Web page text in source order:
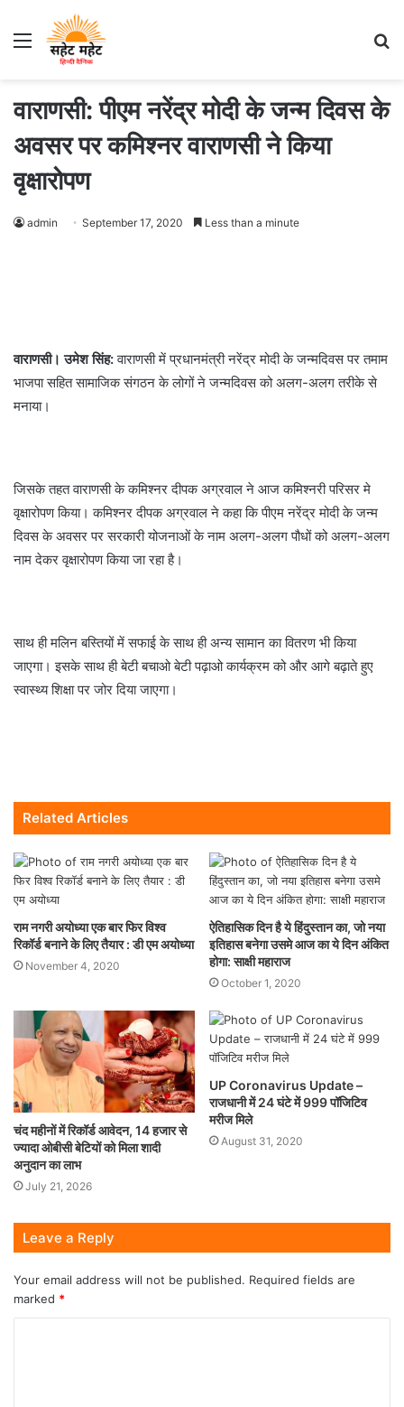
Menu
वाराणसी: पीएम नरेंद्र मोदी के जन्म दिवस के
अवसर पर कमिश्नर वाराणसी ने किया
वृक्षारोपण
admin September 17, 2020 Less than a minute
वाराणसी। उमेश सिंह:वाराणसी में प्रधानमंत्री नरेंद्र मोदी के जन्मदिवस पर तमाम
भाजपा सहित सामाजिक संगठन के लोगों ने जन्मदिवस को अलग-अलग तरीके से
मनाया।
जिसके तहत वाराणसी के कमिश्नर दीपक अग्रवाल ने आज कमिश्नरी परिसर मे
वृक्षारोपण किया। कमिश्नर दीपक अग्रवाल ने कहा कि पीएम नरेंद्र मोदी के जन्म
दिवस के अवसर पर सरकारी योजनाओं के नाम अलग-अलग पौधों को अलग-अलग
नाम देकर वृक्षारोपण किया जा रहा है।
साथ ही मलिन बस्तियों में सफाई के साथ ही अन्य सामान का वितरण भी किया
जाएगा। इसके साथ ही बेटी बचाओ बेटी पढ़ाओ कार्यक्रम को और आगे बढ़ाते हुए
स्वास्थ्य शिक्षा पर जोर दिया जाएगा।
Related Articles
राम नगरी अयोध्या एक बार फिर विश्व
रिकॉर्ड बनाने के लिए तैयार : डी एम अयोध्या
November 4, 2020
ऐतिहासिक दिन है ये हिंदुस्तान का, जो नया
इतिहास बनेगा उसमे आज का ये दिन अंकित
होगा: साक्षी महाराज
October 1, 2020
चंद महीनों में रिकॉर्ड आवेदन, 14 हजार से
ज्यादा ओबीसी बेटियों को मिला शादी
अनुदान का लाभ
July 21, 2026
UP Coronavirus Update –
राजधानी में 24 घंटे में 999 पॉजिटिव
मरीज मिले
August 31, 2020
Leave a Reply
Your email address will not be published. Required fields are
marked *